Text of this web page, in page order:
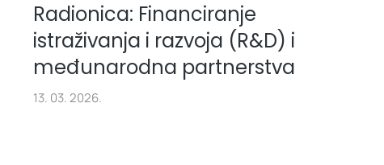
Radionica: Financiranje
istraživanja i razvoja (R&D) i
međunarodna partnerstva
13. 03. 2026.